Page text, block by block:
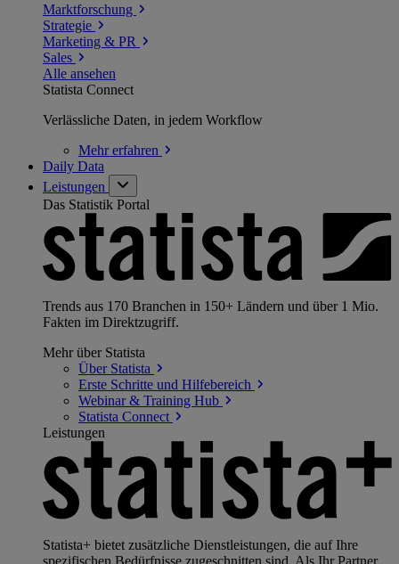
Marktforschung
Strategie
Marketing & PR
Sales
Alle ansehen
Statista Connect
Verlässliche Daten, in jedem Workflow
Mehrerfahren
Daily Data
Leistungen
Das Statistik Portal
Trends aus 170 Branchen in 150+ Ländern und über 1 Mio.
Fakten im Direktzugriff.
Mehr über Statista
Über Statista
Erste Schritte und Hilfebereich
Webinar & Training Hub
Statista Connect
Leistungen
Statista+ bietet zusätzliche Dienstleistungen, die auf Ihre
spezifischen Bedürfnisse zugeschnitten sind. Als Ihr Partner